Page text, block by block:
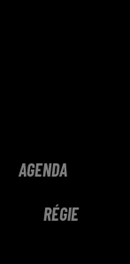
AGENDA
RÉGIE